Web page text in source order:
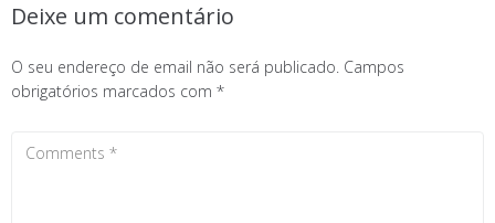
Deixe um comentário
O seu endereço de email não será publicado. Campos
obrigatórios marcados com *